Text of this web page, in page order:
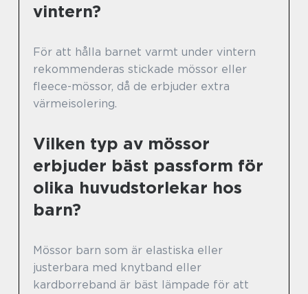
vintern?
För att hålla barnet varmt under vintern
rekommenderas stickade mössor eller
fleece-mössor, då de erbjuder extra
värmeisolering.
Vilken typ av mössor
erbjuder bäst passform för
olika huvudstorlekar hos
barn?
Mössor barn som är elastiska eller
justerbara med knytband eller
kardborreband är bäst lämpade för att